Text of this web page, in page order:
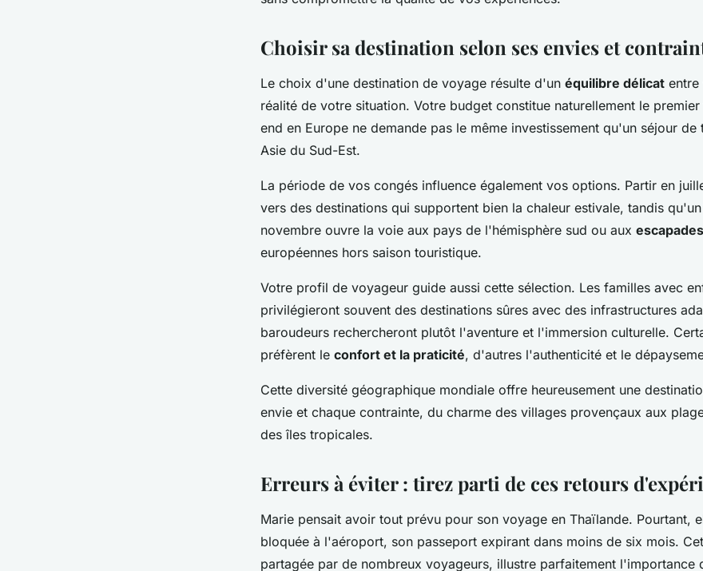
Choisir sa destination selon ses envies et
Le choix d'une destination de voyage résulte d'un équilibre délicat entre
réalité de votre situation. Votre budget constitue naturellement le
end en Europe ne demande pas le même investissement qu'un séjour de
Asie du Sud-Est.
La période de vos congés influence également vos options. Partir en
vers des destinations qui supportent bien la chaleur estivale, tandis
novembre ouvre la voie aux pays de l'hémisphère sud ou aux
européennes hors saison touristique.
Votre profil de voyageur guide aussi cette sélection. Les familles avec
privilégieront souvent des destinations sûres avec des infrastructures
baroudeurs rechercheront plutôt l'aventure et l'immersion culturelle.
préfèrent le confort et la praticité, d'autres l'authenticité et le
Cette diversité géographique mondiale offre heureusement une
envie et chaque contrainte, du charme des villages provençaux aux
des îles tropicales.
Erreurs à éviter : tirez parti de ces retours
Marie pensait avoir tout prévu pour son voyage en Thaïlande. Pourtant,
bloquée à l'aéroport, son passeport expirant dans moins de six mois.
partagée par de nombreux voyageurs, illustre parfaitement l'importance